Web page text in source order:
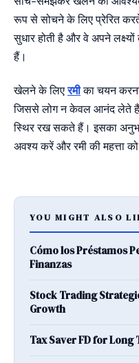
रूप से सोचने के लिए प्रेरित
सुधार होती है और वे अपने
हैं।
खेलने के लिएरमीका चयन
जिससे लोग न केवल आनंद लेते हैं
स्थिर रख सकते हैं। इसका
अवश्य करें और रमी की महत्ता
YOU MIGHT ALSO
Cómo los Préstamos
Finanzas
Stock Trading
Growth
Tax Saver FD for